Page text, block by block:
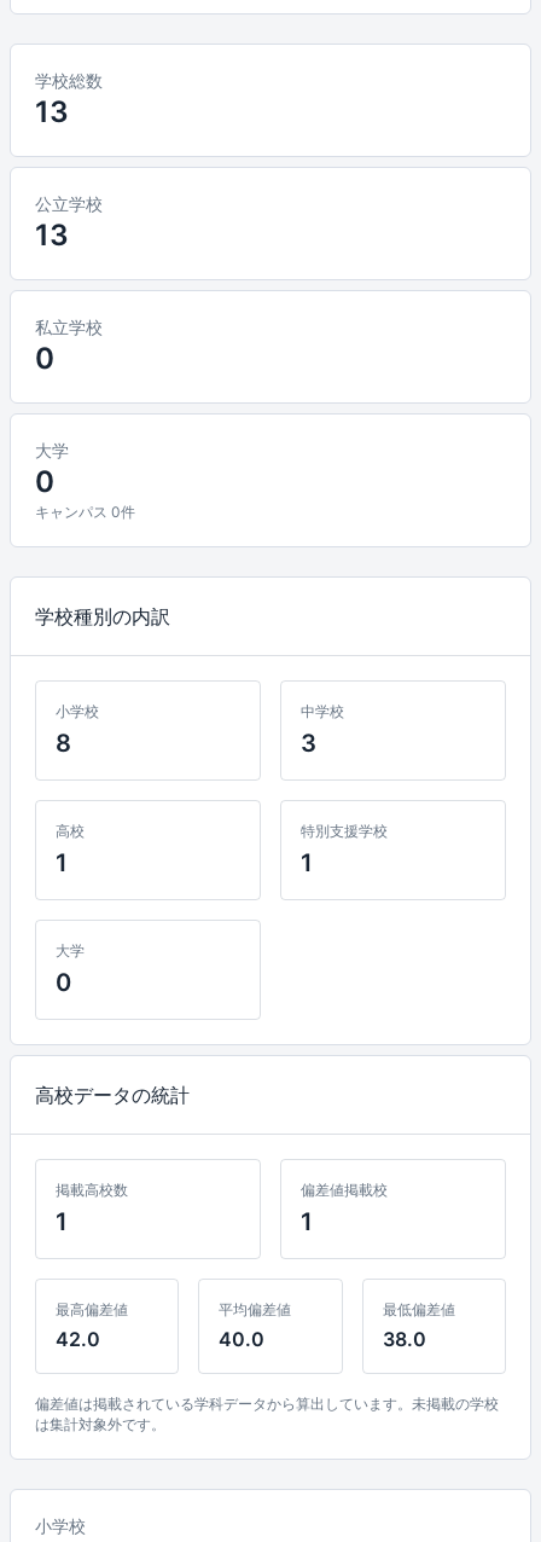
学校総数
13
公立学校
13
私立学校
0
大学
0
キャンパス 0件
学校種別の内訳
小学校
8
中学校
3
高校
1
特別支援学校
1
大学
0
高校データの統計
掲載高校数
1
偏差値掲載校
1
最高偏差値
42.0
平均偏差値
40.0
最低偏差値
38.0
偏差値は掲載されている学科データから算出しています。未掲載の学校
は集計対象外です。
小学校